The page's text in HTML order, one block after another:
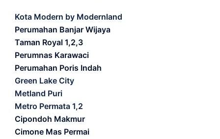
Kota Modern by Modernland
Perumahan Banjar Wijaya
Taman Royal 1,2,3
Perumnas Karawaci
Perumahan Poris Indah
Green Lake City
Metland Puri
Metro Permata 1,2
Cipondoh Makmur
Cimone Mas Permai